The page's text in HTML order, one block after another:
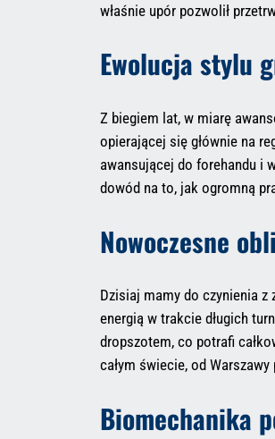
właśnie upór pozwolił
Ewolucja stylu
Z biegiem lat, w miarę
opierającej się głównie na
awansującej do forehandu i
dowód na to, jak ogromną
Nowoczesne
Dzisiaj mamy do czynienia
energią w trakcie długich
dropszotem, co potrafi
całym świecie, od
Biomechanika